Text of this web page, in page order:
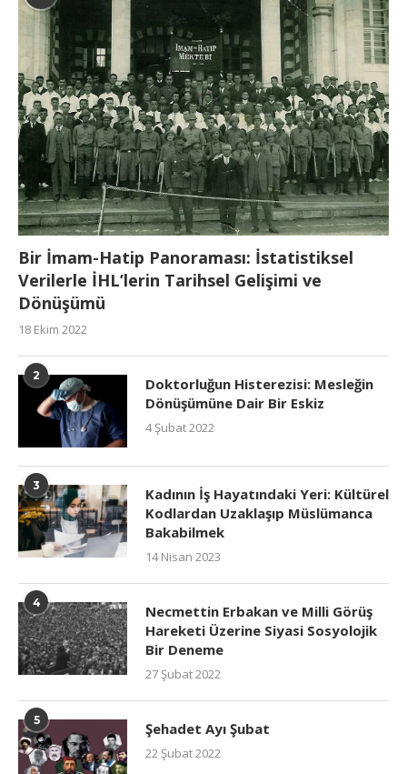
Bir İmam-Hatip Panoraması: İstatistiksel
Verilerle İHL’lerin Tarihsel Gelişimi ve
Dönüşümü
18 Ekim 2022
2
Doktorluğun Histerezisi: Mesleğin
Dönüşümüne Dair Bir Eskiz
4 Şubat 2022
3
Kadının İş Hayatındaki Yeri: Kültürel
Kodlardan Uzaklaşıp Müslümanca
Bakabilmek
14 Nisan 2023
4
Necmettin Erbakan ve Milli Görüş
Hareketi Üzerine Siyasi Sosyolojik
Bir Deneme
27 Şubat 2022
5 Şehadet Ayı Şubat
22 Şubat 2022